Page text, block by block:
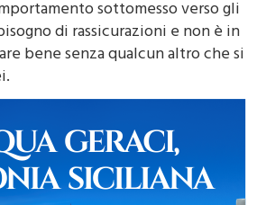
sottomesso verso gli
di rassicurazioni e non è in
bene senza qualcun altro che si